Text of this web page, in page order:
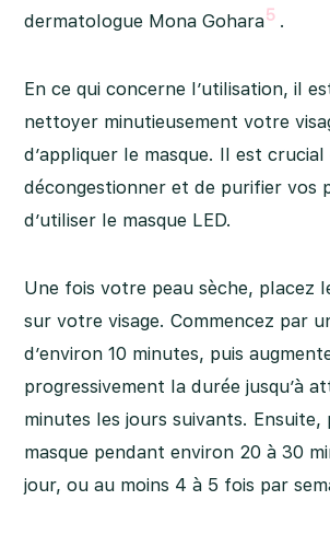
dermatologue Mona Gohara5 .
En ce qui concerne l’utilisation, il
nettoyer minutieusement votre
d’appliquer le masque. Il est crucial
décongestionner et de purifier vos
d’utiliser le masque LED.
Une fois votre peau sèche, placez
sur votre visage. Commencez par
d’environ 10 minutes, puis
progressivement la durée jusqu’à
minutes les jours suivants. Ensuite,
masque pendant environ 20 à 30
jour, ou au moins 4 à 5 fois par